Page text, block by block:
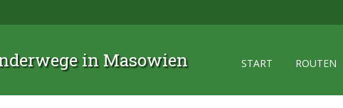
in Masowien START ROUTEN